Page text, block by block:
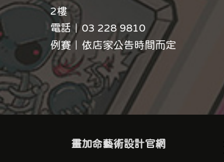
2樓
電話｜ 03 228 9810
例賽｜依店家公告時間而定
畫加命藝術設計官網